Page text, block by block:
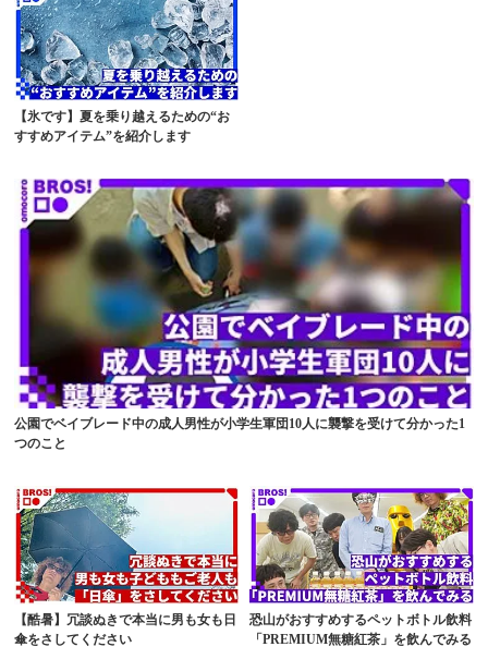
【氷です】夏を乗り越えるための“お
すすめアイテム”を紹介します
公園でベイブレード中の成人男性が小学生軍団10人に襲撃を受けて分かった1
つのこと
【酷暑】冗談ぬきで本当に男も女も日
傘をさしてください
恐山がおすすめするペットボトル飲料
「PREMIUM無糖紅茶」を飲んでみる